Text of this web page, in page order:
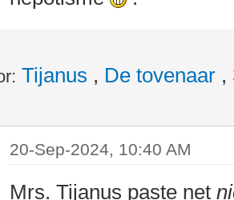
Tijanus , De tovenaar ,
20-Sep-2024, 10:40 AM
Mrs. Tijanus paste net